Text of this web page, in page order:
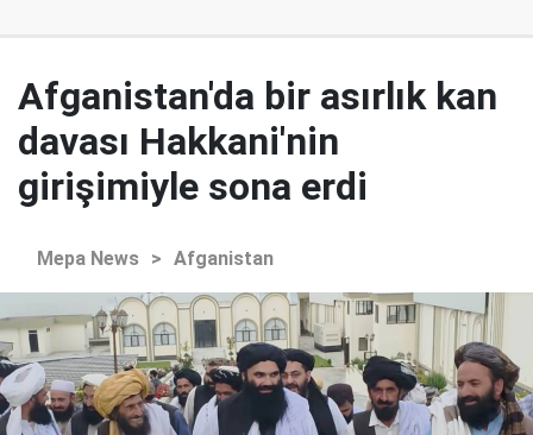
Afganistan'da bir asırlık kan
davası Hakkani'nin
girişimiyle sona erdi
Mepa News > Afganistan